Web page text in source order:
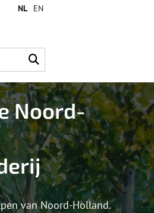
NL EN
Noord-
van Noord-Holland.